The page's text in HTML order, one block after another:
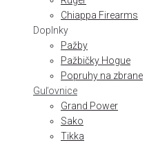
Chiappa Firearms
Doplnky
Pažby
Pažbičky Hogue
Popruhy na zbrane
Guľovnice
Grand Power
Sako
Tikka